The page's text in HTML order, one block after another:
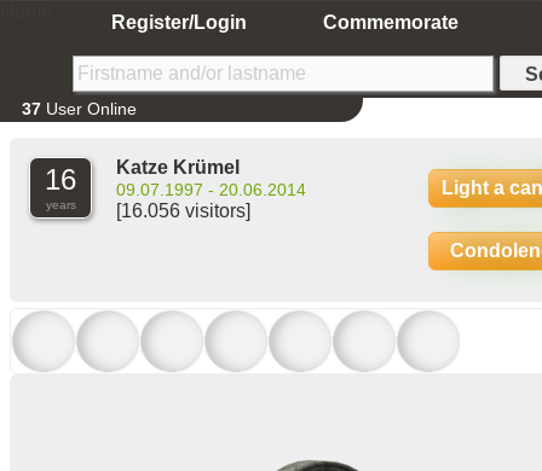
Register/Login Commemorate
37 User Online
16
years
Katze Krümel
09.07.1997 - 20.06.2014
[16.056 visitors]
Light a